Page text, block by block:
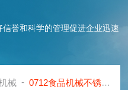
誉和科学的管理促进企业迅速
械 - 0712食品机械不锈钢花生奶核桃露杀菌锅